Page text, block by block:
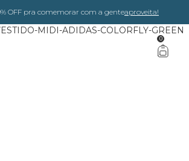
OFF pra comemorar com a genteaproveita!
0